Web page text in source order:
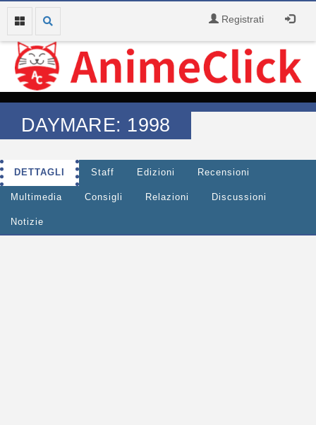
Registrati
DAYMARE: 1998
DETTAGLI Staff Edizioni Recensioni
Multimedia Consigli Relazioni Discussioni
Notizie